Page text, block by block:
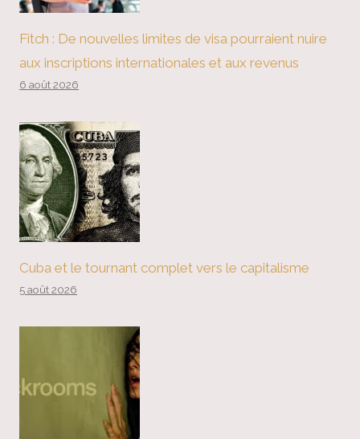
Fitch : De nouvelles limites de visa pourraient nuire
aux inscriptions internationales et aux revenus
6 août 2026
Cuba et le tournant complet vers le capitalisme
5 août 2026